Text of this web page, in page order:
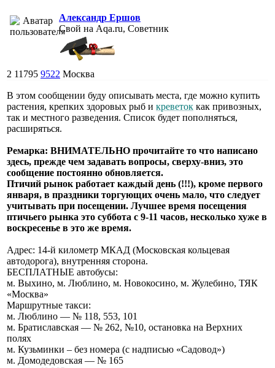
Александр Ершов
Свой на Aqa.ru, Советник
2 11795 9522 Москва
В этом сообщении буду описывать места, где можно купить
растения, крепких здоровых рыб и креветок как привозных,
так и местного разведения. Список будет пополняться,
расширяться.
Ремарка: ВНИМАТЕЛЬНО прочитайте то что написано
здесь, прежде чем задавать вопросы, сверху-вниз, это
сообщение постоянно обновляется.
Птичий рынок работает каждый день (!!!), кроме первого
января, в праздники торгующих очень мало, что следует
учитывать при посещении. Лучшее время посещения
птичьего рынка это суббота с 9-11 часов, несколько хуже в
воскресенье в это же время.
Адрес: 14-й километр МКАД (Московская кольцевая
автодорога), внутренняя сторона.
БЕСПЛАТНЫЕ автобусы:
м. Выхино, м. Люблино, м. Новокосино, м. Жулебино, ТЯК
«Москва»
Маршрутные такси:
м. Люблино — № 118, 553, 101
м. Братиславская — № 262, №10, остановка на Верхних
полях
м. Кузьминки – без номера (с надписью «Садовод»)
м. Домодедовская — № 165